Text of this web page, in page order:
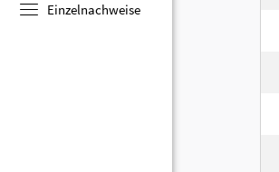
Einzelnachweise